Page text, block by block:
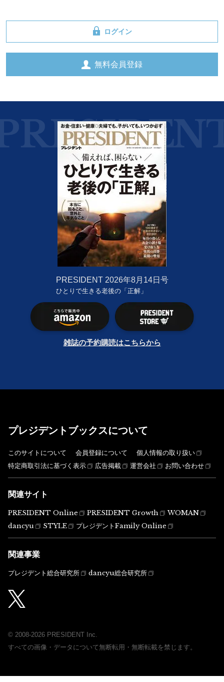
ログイン
無料会員登録
PRESIDENT 2026年8月14日号
ひとりで生きる老後の「正解」
雑誌の予約購読はこちらから
プレジデントブックスについて
このサイトについて 会員登録について
個人情報の取り扱い
特定商取引法に基づく表示
広告掲載 運営会社 お問い合わせ
関連サイト
PRESIDENT Online PRESIDENT Growth
WOMAN
dancyu
STYLE プレジデントFamily Online
関連事業
プレジデント総合研究所 dancyu総合研究所
© 2008-2026 PRESIDENT Inc.
すべての画像・データについて無断転用・無断転載を禁じます。